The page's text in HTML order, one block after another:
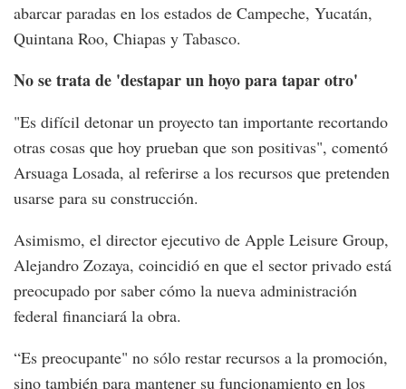
abarcar paradas en los estados de Campeche, Yucatán,
Quintana Roo, Chiapas y Tabasco.
No se trata de 'destapar un hoyo para tapar otro'
"Es difícil detonar un proyecto tan importante recortando
otras cosas que hoy prueban que son positivas", comentó
Arsuaga Losada, al referirse a los recursos que pretenden
usarse para su construcción.
Asimismo, el director ejecutivo de Apple Leisure Group,
Alejandro Zozaya, coincidió en que el sector privado está
preocupado por saber cómo la nueva administración
federal financiará la obra.
“Es preocupante" no sólo restar recursos a la promoción,
sino también para mantener su funcionamiento en los